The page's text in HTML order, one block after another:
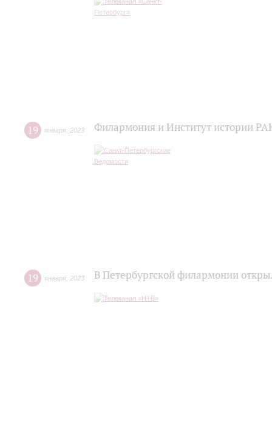
19 января 2023 Филармония и Институт истории
19 января 2023 В Петербургской филармонии